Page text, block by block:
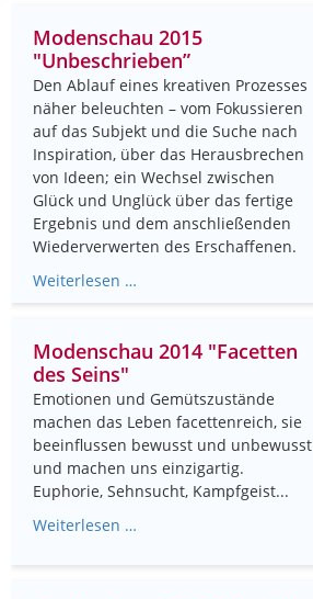
Modenschau 2015
"Unbeschrieben”
Den Ablauf eines kreativen Prozesses
näher beleuchten – vom Fokussieren
auf das Subjekt und die Suche nach
Inspiration, über das Herausbrechen
von Ideen; ein Wechsel zwischen
Glück und Unglück über das fertige
Ergebnis und dem anschließenden
Wiederverwerten des Erschaffenen.
Weiterlesen …
Modenschau 2014 "Facetten
des Seins"
Emotionen und Gemütszustände
machen das Leben facettenreich, sie
beeinflussen bewusst und unbewusst
und machen uns einzigartig.
Euphorie, Sehnsucht, Kampfgeist...
Weiterlesen …